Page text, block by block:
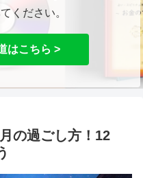
ください。
はこちら >
の過ごし方！12